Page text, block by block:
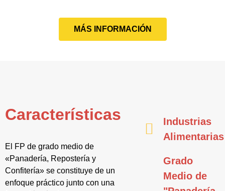
MÁS INFORMACIÓN
Características
El FP de grado medio de
«Panadería, Repostería y
Confitería» se constituye de un
enfoque práctico junto con una
Industrias
Alimentarias
Grado
Medio de